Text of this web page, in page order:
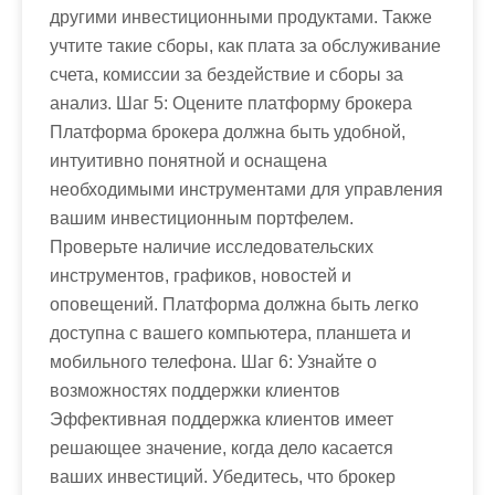
другими инвестиционными продуктами. Также
учтите такие сборы, как плата за обслуживание
счета, комиссии за бездействие и сборы за
анализ. Шаг 5: Оцените платформу брокера
Платформа брокера должна быть удобной,
интуитивно понятной и оснащена
необходимыми инструментами для управления
вашим инвестиционным портфелем.
Проверьте наличие исследовательских
инструментов, графиков, новостей и
оповещений. Платформа должна быть легко
доступна с вашего компьютера, планшета и
мобильного телефона. Шаг 6: Узнайте о
возможностях поддержки клиентов
Эффективная поддержка клиентов имеет
решающее значение, когда дело касается
ваших инвестиций. Убедитесь, что брокер